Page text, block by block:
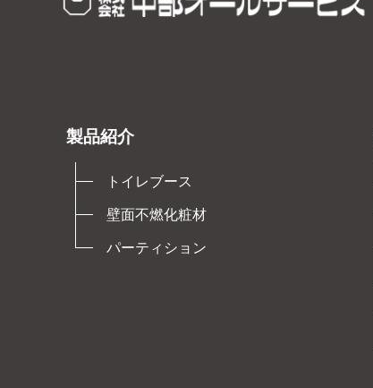
製品紹介
トイレブース
壁面不燃化粧材
パーティション